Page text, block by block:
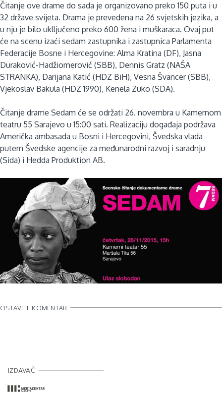
Čitanje ove drame do sada je organizovano preko 150 puta i u
32 države svijeta. Drama je prevedena na 26 svjetskih jezika, a
u nju je bilo uklljučeno preko 600 žena i muškaraca. Ovaj put
će na scenu izaći sedam zastupnika i zastupnica Parlamenta
Federacije Bosne i Hercegovine: Alma Kratina (DF), Jasna
Duraković-Hadžiomerović (SBB), Dennis Gratz (NAŠA
STRANKA), Darijana Katić (HDZ BiH), Vesna Švancer (SBB),
Vjekoslav Bakula (HDZ 1990), Kenela Zuko (SDA).
Čitanje drame Sedam će se održati 26. novembra u Kamernom
teatru 55 Sarajevo u 15:00 sati. Realizaciju događaja podržava
Američka ambasada u Bosni i Hercegovini, Švedska vlada
putem Švedske agencije za međunarodni razvoj i saradnju
(Sida) i Hedda Produktion AB.
OSTAVITE KOMENTAR
IZDAVAČ